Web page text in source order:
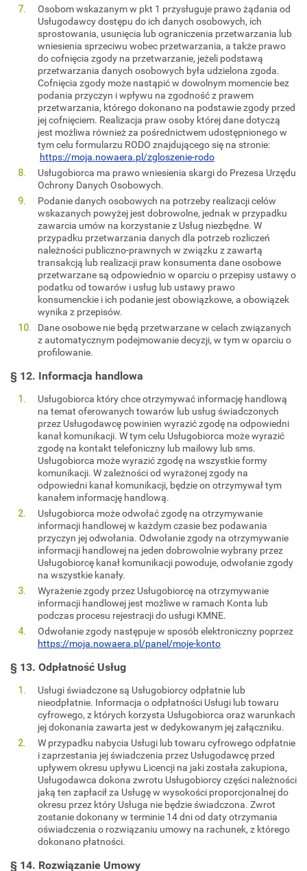
Osobom wskazanym w pkt 1 przysługuje prawo żądania od
Usługodawcy dostępu do ich danych osobowych, ich
sprostowania, usunięcia lub ograniczenia przetwarzania lub
wniesienia sprzeciwu wobec przetwarzania, a także prawo
do cofnięcia zgody na przetwarzanie, jeżeli podstawą
przetwarzania danych osobowych była udzielona zgoda.
Cofnięcia zgody może nastąpić w dowolnym momencie bez
podania przyczyn i wpływu na zgodność z prawem
przetwarzania, którego dokonano na podstawie zgody przed
jej cofnięciem. Realizacja praw osoby której dane dotyczą
jest możliwa również za pośrednictwem udostępnionego w
tym celu formularzu RODO znajdującego się na stronie:
https://moja.nowaera.pl/zgloszenie-rodo
Usługobiorca ma prawo wniesienia skargi do Prezesa Urzędu
Ochrony Danych Osobowych.
Podanie danych osobowych na potrzeby realizacji celów
wskazanych powyżej jest dobrowolne, jednak w przypadku
zawarcia umów na korzystanie z Usług niezbędne. W
przypadku przetwarzania danych dla potrzeb rozliczeń
należności publiczno-prawnych w związku z zawartą
transakcją lub realizacji praw konsumenta dane osobowe
przetwarzane są odpowiednio w oparciu o przepisy ustawy o
podatku od towarów i usług lub ustawy prawo
konsumenckie i ich podanie jest obowiązkowe, a obowiązek
wynika z przepisów.
Dane osobowe nie będą przetwarzane w celach związanych
z automatycznym podejmowanie decyzji, w tym w oparciu o
profilowanie.
§ 12. Informacja handlowa
Usługobiorca który chce otrzymywać informację handlową
na temat oferowanych towarów lub usług świadczonych
przez Usługodawcę powinien wyrazić zgodę na odpowiedni
kanał komunikacji. W tym celu Usługobiorca może wyrazić
zgodę na kontakt telefoniczny lub mailowy lub sms.
Usługobiorca może wyrazić zgodę na wszystkie formy
komunikacji. W zależności od wyrażonej zgody na
odpowiedni kanał komunikacji, będzie on otrzymywał tym
kanałem informację handlową.
Usługobiorca może odwołać zgodę na otrzymywanie
informacji handlowej w każdym czasie bez podawania
przyczyn jej odwołania. Odwołanie zgody na otrzymywanie
informacji handlowej na jeden dobrowolnie wybrany przez
Usługobiorcę kanał komunikacji powoduje, odwołanie zgody
na wszystkie kanały.
Wyrażenie zgody przez Usługobiorcę na otrzymywanie
informacji handlowej jest możliwe w ramach Konta lub
podczas procesu rejestracji do usługi KMNE.
Odwołanie zgody następuje w sposób elektroniczny poprzez
https://moja.nowaera.pl/panel/moje-konto
§ 13. Odpłatność Usług
Usługi świadczone są Usługobiorcy odpłatnie lub
nieodpłatnie. Informacja o odpłatności Usługi lub towaru
cyfrowego, z których korzysta Usługobiorca oraz warunkach
jej dokonania zawarta jest w dedykowanym jej załączniku.
W przypadku nabycia Usługi lub towaru cyfrowego odpłatnie
i zaprzestania jej świadczenia przez Usługodawcę przed
upływem okresu upływu Licencji na jaki została zakupiona,
Usługodawca dokona zwrotu Usługobiorcy części należności
jaką ten zapłacił za Usługę w wysokości proporcjonalnej do
okresu przez który Usługa nie będzie świadczona. Zwrot
zostanie dokonany w terminie 14 dni od daty otrzymania
oświadczenia o rozwiązaniu umowy na rachunek, z którego
dokonano płatności.
§ 14. Rozwiązanie Umowy